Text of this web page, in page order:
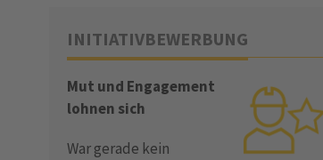
INITIATIVBEWERBUNG
Mut und Engagement
lohnen sich
War gerade kein